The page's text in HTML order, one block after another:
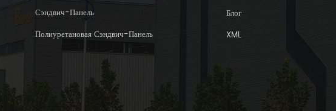
Сэндвич-Панель
Полиуретановая Сэндвич-Панель
Блог
XML